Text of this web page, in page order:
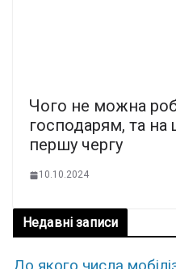
Чого не можна
господарям, та на
першу чергу
10.10.2024
Недавні записи